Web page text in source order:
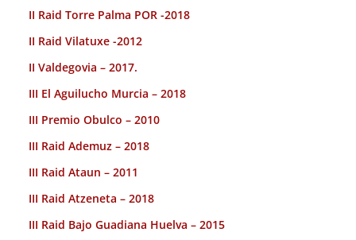
II Raid Torre Palma POR -2018
II Raid Vilatuxe -2012
II Valdegovia – 2017.
III El Aguilucho Murcia – 2018
III Premio Obulco – 2010
III Raid Ademuz – 2018
III Raid Ataun – 2011
III Raid Atzeneta – 2018
III Raid Bajo Guadiana Huelva – 2015